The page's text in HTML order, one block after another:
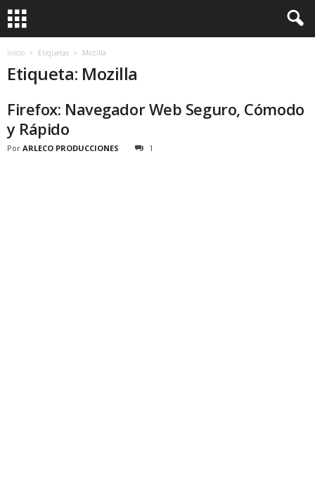
Inicio Etiquetas Mozilla
Etiqueta: Mozilla
Firefox: Navegador Web Seguro, Cómodo
y Rápido
Por ARLECO PRODUCCIONES 1